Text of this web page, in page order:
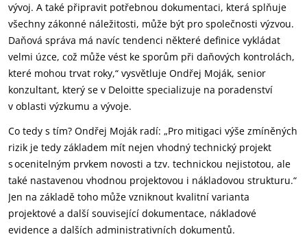
vývoj. A také připravit potřebnou dokumentaci, která splňuje
všechny zákonné náležitosti, může být pro společnosti výzvou.
Daňová správa má navíc tendenci některé definice vykládat
velmi úzce, což může vést ke sporům při daňových kontrolách,
které mohou trvat roky,“ vysvětluje Ondřej Moják, senior
konzultant, který se v Deloitte specializuje na poradenství
v oblasti výzkumu a vývoje.
Co tedy s tím? Ondřej Moják radí: „Pro mitigaci výše zmíněných
rizik je tedy základem mít nejen vhodný technický projekt
s ocenitelným prvkem novosti a tzv. technickou nejistotou, ale
také nastavenou vhodnou projektovou i nákladovou strukturu.“
Jen na základě toho může vzniknout kvalitní varianta
projektové a další související dokumentace, nákladové
evidence a dalších administrativních dokumentů.